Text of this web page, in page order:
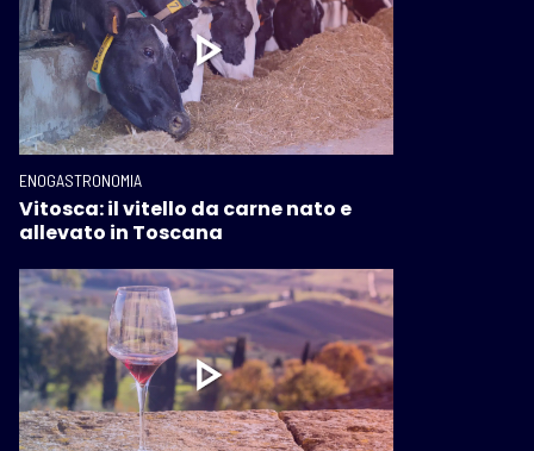
ENOGASTRONOMIA
Vitosca: il vitello da carne nato e
allevato in Toscana